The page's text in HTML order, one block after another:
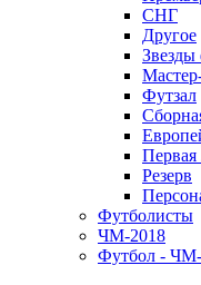
СНГ
Другое
Звезды
Футзал
Первая
Резерв
Футболисты
ЧМ-2018
Футбол -